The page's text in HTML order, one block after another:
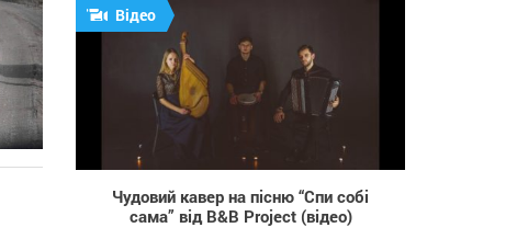
Відео
Чудовий кавер на пісню “Спи собі
сама” від B&B Project (відео)